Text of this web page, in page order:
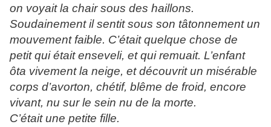
on voyait la chair sous des haillons.
Soudainement il sentit sous son tâtonnement un
mouvement faible. C’était quelque chose de
petit qui était enseveli, et qui remuait. L’enfant
ôta vivement la neige, et découvrit un misérable
corps d’avorton, chétif, blême de froid, encore
vivant, nu sur le sein nu de la morte.
C’était une petite fille.